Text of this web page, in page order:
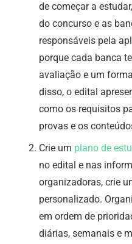
de começar a
do concurso e as
responsáveis pela
porque cada banca
avaliação e um
disso, o edital
como os requisitos
provas e os
Crie um plano de
no edital e nas
organizadoras, crie
personalizado.
em ordem de
diárias, semanais e